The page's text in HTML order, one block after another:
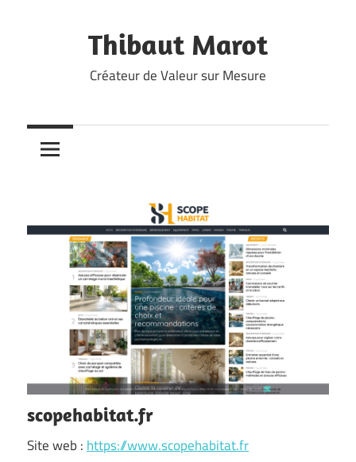
Thibaut Marot
Créateur de Valeur sur Mesure
scopehabitat.fr
Site web : https://www.scopehabitat.fr